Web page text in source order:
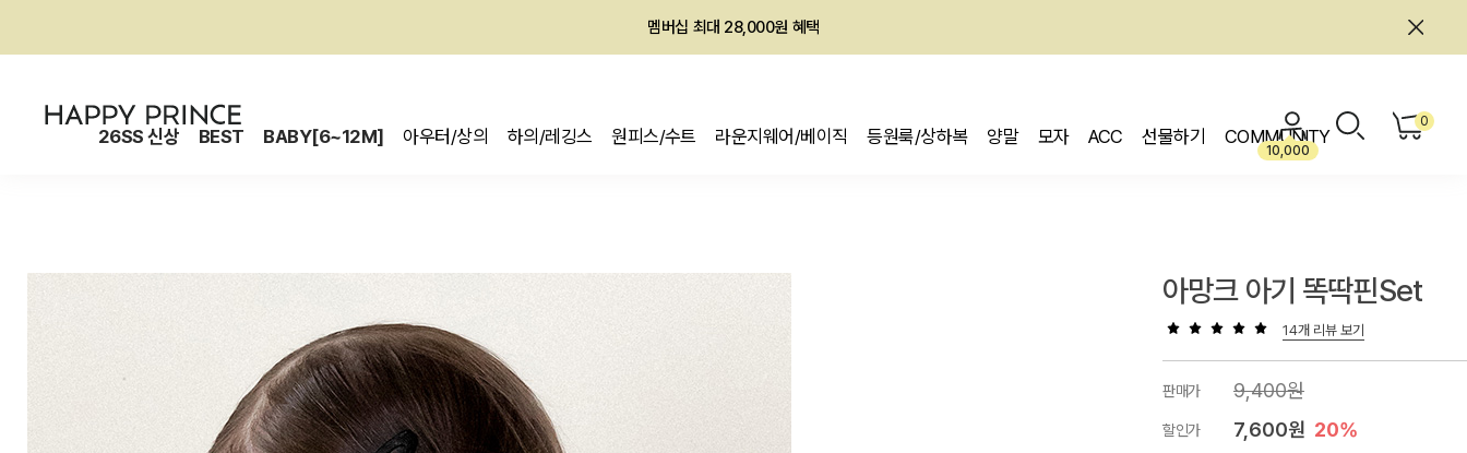
회원전용 아울렛, 가입하면 ~60% 할인!
26SS 신상 BEST BABY[6~12M] 아우터/상의 하의/레깅스 원피스/수트 라운지웨어/베이직 등원룩/상하복 양말 모자 ACC 선물하기 COMMUNITY
10,000
0
아망크 아기 똑딱핀set
14개 리뷰 보기
판매가 9,400원
할인가 7,600원 20%